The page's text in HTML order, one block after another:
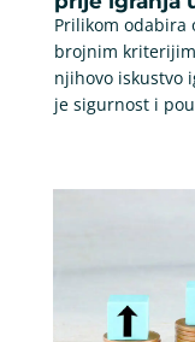
Prilikom odabira
brojnim
njihovo iskustvo
je sigurnost i